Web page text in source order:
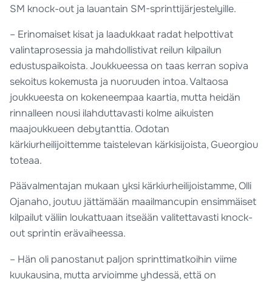
SM knock-out ja lauantain SM-sprinttijärjestelyille.
– Erinomaiset kisat ja laadukkaat radat helpottivat
valintaprosessia ja mahdollistivat reilun kilpailun
edustuspaikoista. Joukkueessa on taas kerran sopiva
sekoitus kokemusta ja nuoruuden intoa. Valtaosa
joukkueesta on kokeneempaa kaartia, mutta heidän
rinnalleen nousi ilahduttavasti kolme aikuisten
maajoukkueen debytanttia. Odotan
kärkiurheilijoittemme taistelevan kärkisijoista, Gueorgiou
toteaa.
Päävalmentajan mukaan yksi kärkiurheilijoistamme, Olli
Ojanaho, joutuu jättämään maailmancupin ensimmäiset
kilpailut väliin loukattuaan itseään valitettavasti knock-
out sprintin erävaiheessa.
– Hän oli panostanut paljon sprinttimatkoihin viime
kuukausina, mutta arvioimme yhdessä, että on